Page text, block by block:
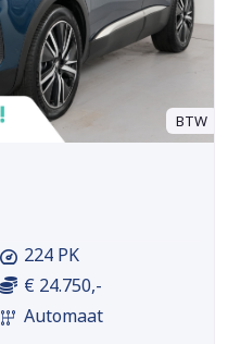
BTW
224 PK
€ 24.750,-
Automaat